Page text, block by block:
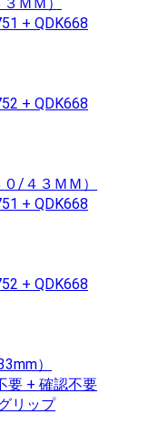
+ QDK668
+ QDK668
/４３ＭＭ）
+ QDK668
+ QDK668
）
要 + 確認不要
リップ